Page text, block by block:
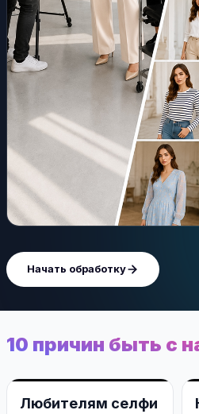
Начать обработку
10 причин быть с
Любителям селфи